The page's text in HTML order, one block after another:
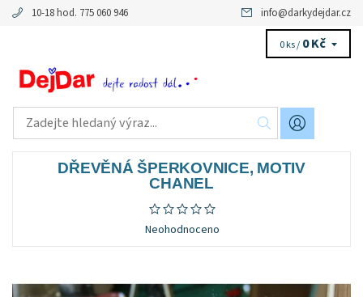
10-18 hod. 775 060 946 info@darkydejdar.cz
0 ks / 0 Kč
DŘEVĚNÁ ŠPERKOVNICE, MOTIV
CHANEL
Neohodnoceno